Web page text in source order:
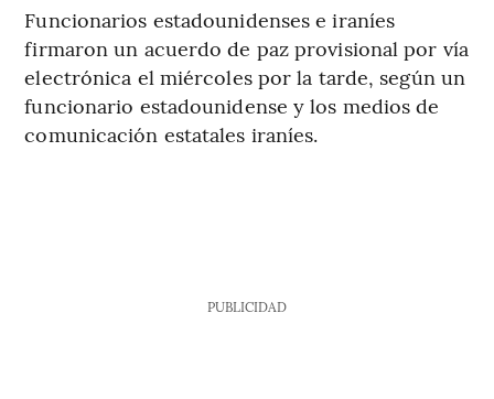
Funcionarios estadounidenses e iraníes
firmaron un acuerdo de paz provisional por vía
electrónica el miércoles por la tarde, según un
funcionario estadounidense y los medios de
comunicación estatales iraníes.
PUBLICIDAD